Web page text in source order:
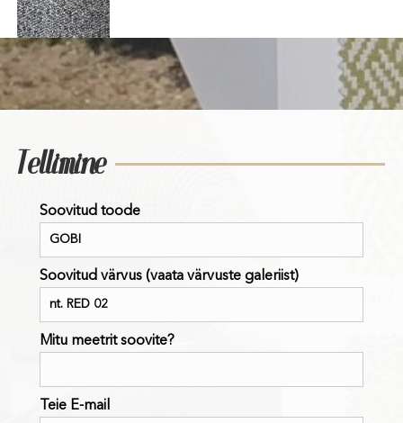
Tellimine
Soovitud toode
Soovitud värvus (vaata värvuste galeriist)
Mitu meetrit soovite?
Teie E-mail